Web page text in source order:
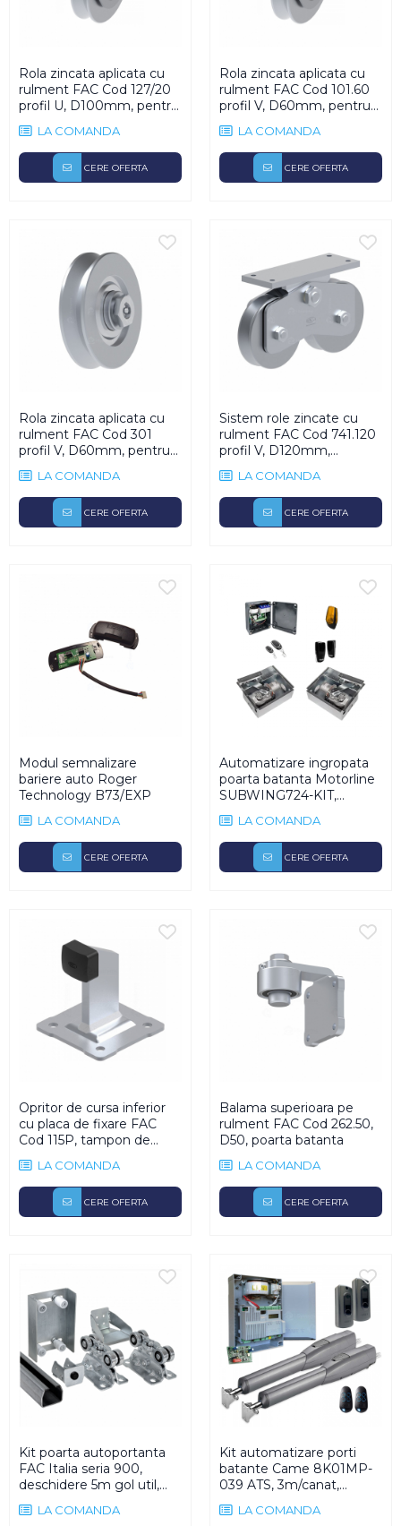
Rola zincata aplicata cu
rulment FAC Cod 127/20
profil U, D100mm, pentru
poarta culisanta
LA COMANDA
CERE OFERTA
Rola zincata aplicata cu
rulment FAC Cod 101.60
profil V, D60mm, pentru
poarta culisanta
LA COMANDA
CERE OFERTA
Rola zincata aplicata cu
rulment FAC Cod 301
profil V, D60mm, pentru
poarta culisanta
LA COMANDA
CERE OFERTA
Sistem role zincate cu
rulment FAC Cod 741.120
profil V, D120mm,
900Kg/sistem
LA COMANDA
CERE OFERTA
Modul semnalizare
bariere auto Roger
Technology B73/EXP
LA COMANDA
CERE OFERTA
Automatizare ingropata
poarta batanta Motorline
SUBWING724-KIT,
2.5m/canat, 500Kg/poarta,
24VdcLA COMANDA
CERE OFERTA
Opritor de cursa inferior
cu placa de fixare FAC
Cod 115P, tampon de
cauciuc H115, porti
culisante
LA COMANDA
CERE OFERTA
Balama superioara pe
rulment FAC Cod 262.50,
D50, poarta batanta
LA COMANDA
CERE OFERTA
Kit poarta autoportanta
FAC Italia seria 900,
deschidere 5m gol util,
greutate 400Kg, lungime
poarta 7.5m
LA COMANDA
Kit automatizare porti
batante Came 8K01MP-
039 ATS, 3m/canat,
400Kg, 24V dc
LA COMANDA